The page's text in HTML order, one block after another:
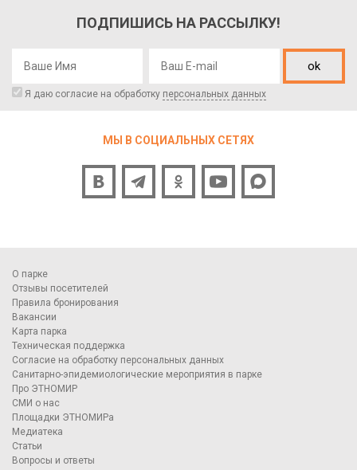
ПОДПИШИСЬ НА РАССЫЛКУ!
ok
Я даю согласие на обработку персональных данных
МЫ В СОЦИАЛЬНЫХ СЕТЯХ
О парке
Отзывы посетителей
Правила бронирования
Вакансии
Карта парка
Техническая поддержка
Согласие на обработку персональных данных
Санитарно-эпидемиологические мероприятия в парке
Про ЭТНОМИР
СМИ о нас
Площадки ЭТНОМИРа
Медиатека
Статьи
Вопросы и ответы